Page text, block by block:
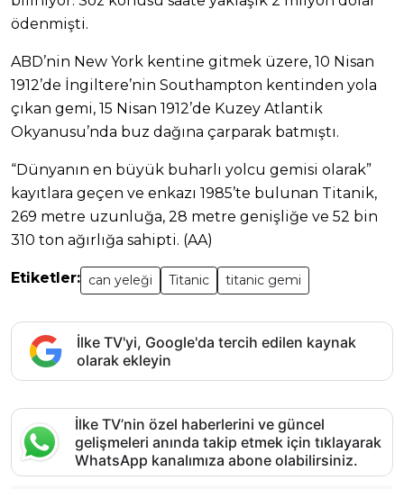
ödenmişti.
ABD’nin New York kentine gitmek üzere, 10 Nisan
1912’de İngiltere’nin Southampton kentinden yola
çıkan gemi, 15 Nisan 1912’de Kuzey Atlantik
Okyanusu’nda buz dağına çarparak batmıştı.
“Dünyanın en büyük buharlı yolcu gemisi olarak”
kayıtlara geçen ve enkazı 1985’te bulunan Titanik,
269 metre uzunluğa, 28 metre genişliğe ve 52 bin
310 ton ağırlığa sahipti. (AA)
Etiketler: can yeleği Titanic titanic gemi
İlke TV'yi, Google'da tercih edilen kaynak
olarak ekleyin
İlke TV’nin özel haberlerini ve güncel
gelişmeleri anında takip etmek için tıklayarak
WhatsApp kanalımıza abone olabilirsiniz.